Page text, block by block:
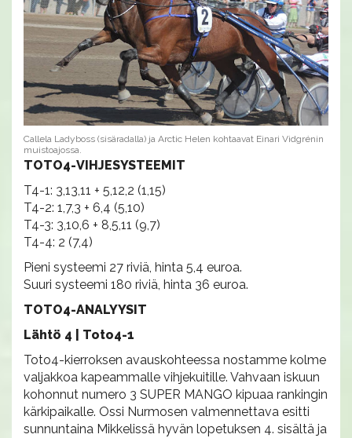
Callela Ladyboss (sisäradalla) ja Arctic Helen kohtaavat Einari Vidgrénin
muistoajossa.
TOTO4-VIHJESYSTEEMIT
T4-1: 3,13,11 + 5,12,2 (1,15)
T4-2: 1,7,3 + 6,4 (5,10)
T4-3: 3,10,6 + 8,5,11 (9,7)
T4-4: 2 (7,4)
Pieni systeemi 27 riviä, hinta 5,4 euroa.
Suuri systeemi 180 riviä, hinta 36 euroa.
TOTO4-ANALYYSIT
Lähtö 4 | Toto4-1
Toto4-kierroksen avauskohteessa nostamme kolme
valjakkoa kapeammalle vihjekuitille. Vahvaan iskuun
kohonnut numero 3 SUPER MANGO kipuaa rankingin
kärkipaikalle. Ossi Nurmosen valmennettava esitti
sunnuntaina Mikkelissä hyvän lopetuksen 4. sisältä ja